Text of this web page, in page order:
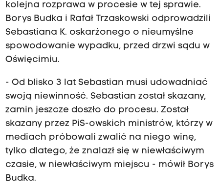
kolejna rozprawa w procesie w tej sprawie.
Borys Budka i Rafał Trzaskowski odprowadzili
Sebastiana K. oskarżonego o nieumyślne
spowodowanie wypadku, przed drzwi sądu w
Oświęcimiu.
- Od blisko 3 lat Sebastian musi udowadniać
swoją niewinność. Sebastian został skazany,
zamin jeszcze doszło do procesu. Został
skazany przez PiS-owskich ministrów, którzy w
mediach próbowali zwalić na niego winę,
tylko dlatego, że znalazł się w niewłaściwym
czasie, w niewłaściwym miejscu - mówił Borys
Budka.